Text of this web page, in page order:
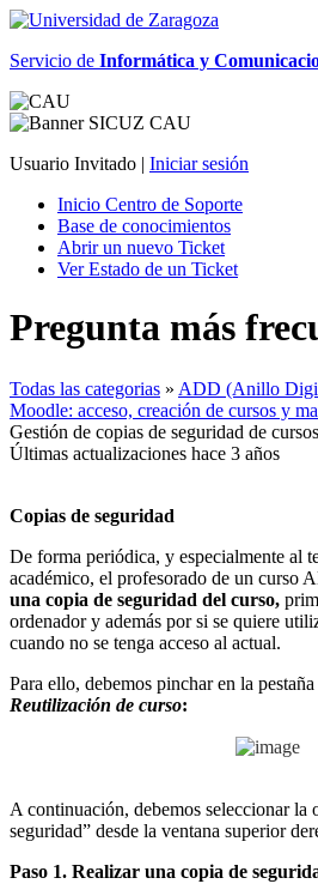
Servicio de Informática y
Usuario Invitado | Iniciar sesión
Inicio Centro de Soporte
Base de conocimientos
Abrir un nuevo Ticket
Ver Estado de un Ticket
Pregunta más
Todas las categorias » ADD (Anillo
Moodle: acceso, creación de cursos y
Gestión de copias de seguridad de
Últimas actualizaciones hace 3 años
Copias de seguridad
De forma periódica, y especialmente al
académico, el profesorado de un curso
una copia de seguridad del curso,
ordenador y además por si se quiere
cuando no se tenga acceso al actual.
Para ello, debemos pinchar en la
Reutilización de curso:
A continuación, debemos seleccionar la
seguridad” desde la ventana superior
Paso 1. Realizar una copia de